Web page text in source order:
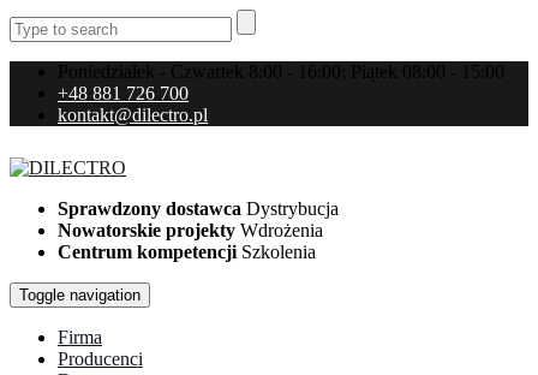
Poniedziałek - Czwartek 8:00 - 16:00; Piątek 08:00 - 15:00
+48 881 726 700
kontakt@dilectro.pl
Sprawdzony dostawca Dystrybucja
Nowatorskie projekty Wdrożenia
Centrum kompetencji Szkolenia
Toggle navigation
Firma
Producenci